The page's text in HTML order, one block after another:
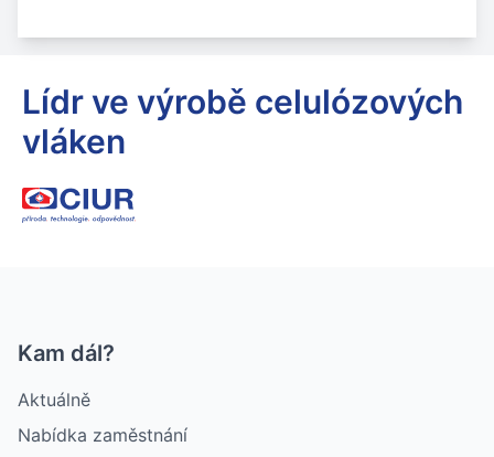
Lídr ve výrobě celulózových
vláken
Kam dál?
Aktuálně
Nabídka zaměstnání